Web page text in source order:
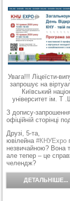
Увага!!! Ліцеїсти-
запрошує на
Київський
університет ім. Т
З допису-
офіційній сторінці
Друзі, 5-та,
ювілейна#КНУЕхро
незвичайною? Вона
але тепер – це
челендж?
ДЕТАЛЬНІШЕ...